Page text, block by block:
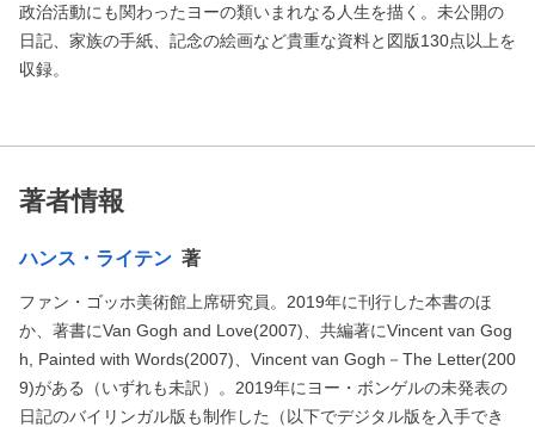
政治活動にも関わったヨーの類いまれなる人生を描く。未公開の
日記、家族の手紙、記念の絵画など貴重な資料と図版130点以上を
収録。
著者情報
ハンス・ライテン 著
ファン・ゴッホ美術館上席研究員。2019年に刊行した本書のほ
か、著書にVan Gogh and Love(2007)、共編著にVincent van Gog
h, Painted with Words(2007)、Vincent van Gogh－The Letter(200
9)がある（いずれも未訳）。2019年にヨー・ボンゲルの未発表の
日記のバイリンガル版も制作した（以下でデジタル版を入手でき